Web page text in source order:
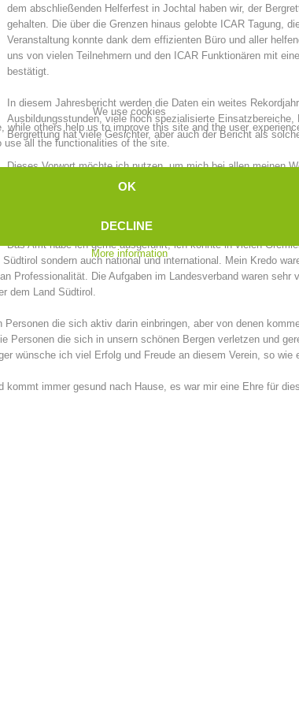
Topical
Being Member
Ski Slope Rescue Canyoning
dem abschließenden Helferfest in Jochtal haben wir, der
gehalten. Die über die Grenzen hinaus gelobte ICAR Tagung,
Veranstaltung konnte dank dem effizienten Büro und aller
uns von vielen Teilnehmern und den ICAR Funktionären mit
bestätigt.
In diesem Jahresbericht werden die Daten ein weites
Ausbildungsstunden, viele hoch spezialisierte
Bergrettung hat viele Gesichter, aber auch der Bericht als
Dieses Vorwort möchte ich nutzen, um mich bei allen meinen
den einzelnen Mitarbeitern im Büro, den Rettungsstellenleitern
denen ich viel gelernt habe, stehe ich seit 9 Jahren diesem
Das Amt habe ich gerne ausgeführt, ich konnte in vielen
sondern auch national und international. Mein Kredo
Professionalität. Die Aufgaben im Landesverband waren
dem Land Südtirol.
die sich aktiv darin einbringen, aber von denen
Personen die sich in unsern schönen Bergen verletzen und
wünsche ich viel Erfolg und Freude an diesem Verein, so wie
immer gesund nach Hause, es war mir eine Ehre für
We use cookies
others help us to improve this site and the user
all the functionalities of the site.
OK
DECLINE
More information